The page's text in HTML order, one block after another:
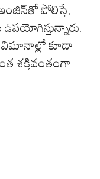
పోలిస్తే,
కూడా
శక్తివంతంగా